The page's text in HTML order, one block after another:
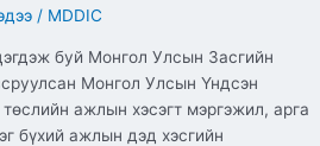
/ MDDIC
буй Монгол Улсын Засгийн
Монгол Улсын Үндсэн
ажлын хэсэгт мэргэжил, арга
бүхий ажлын дэд хэсгийн